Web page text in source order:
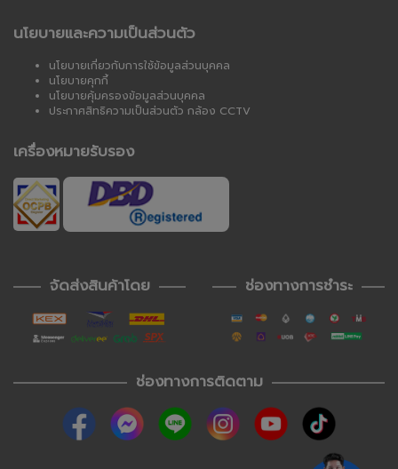
นโยบายและความเป็นส่วนตัว
นโยบายเกี่ยวกับการใช้ข้อมูลส่วนบุคคล
นโยบายคุกกี้
นโยบายคุ้มครองข้อมูลส่วนบุคคล
ประกาศสิทธิความเป็นส่วนตัว กล้อง CCTV
เครื่องหมายรับรอง
จัดส่งสินค้าโดย ช่องทางการชำระ
ช่องทางการติดตาม